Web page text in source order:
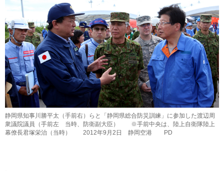
静岡県知事川勝平太（手前右）らと「静岡県総合防災訓練」に参加した渡辺周
衆議院議員（手前左 当時、防衛副大臣） ※手前中央は、陸上自衛隊陸上
幕僚長君塚栄治（当時） 2012年9月2日 静岡空港 PD